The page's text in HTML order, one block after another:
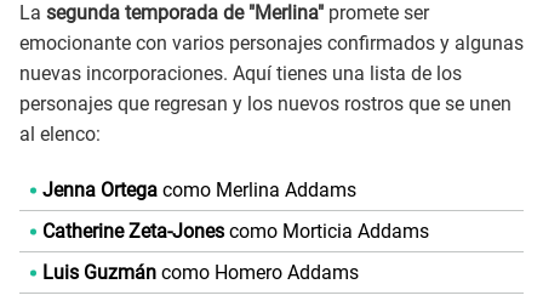
La segunda temporada de "Merlina" promete ser
emocionante con varios personajes confirmados y algunas
nuevas incorporaciones. Aquí tienes una lista de los
personajes que regresan y los nuevos rostros que se unen
al elenco:
Jenna Ortegacomo Merlina Addams
Catherine Zeta-Jonescomo Morticia Addams
Luis Guzmáncomo Homero Addams